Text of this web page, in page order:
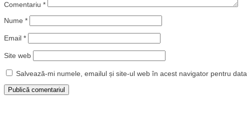
Comentariu *
Nume *
Email *
Site web
Salvează-mi numele, emailul și site-ul web în acest navigator pentru